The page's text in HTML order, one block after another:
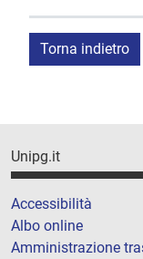
Torna indietro
Unipg.it
Accessibilità
Albo online
Amministrazione